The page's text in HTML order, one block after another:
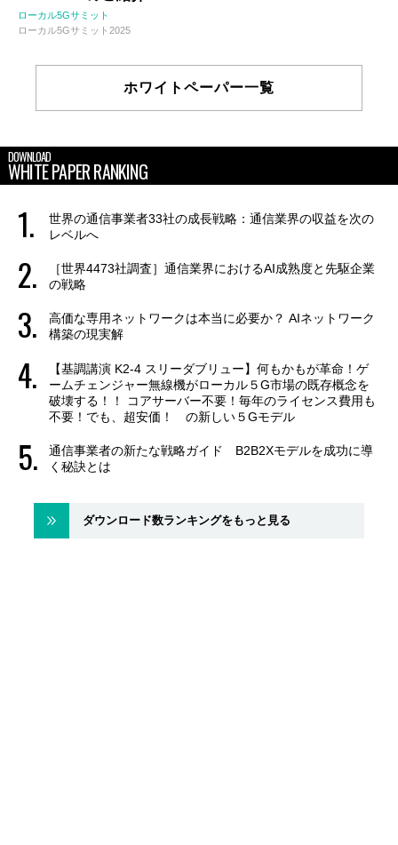
ローカル5Gサミット
ローカル5Gサミット2025
ホワイトペーパー一覧
DOWNLOAD
WHITE PAPER RANKING
世界の通信事業者33社の成長戦略：通信業界の収益を次の
レベルへ
［世界4473社調査］通信業界におけるAI成熟度と先駆企業
の戦略
高価な専用ネットワークは本当に必要か？ AIネットワーク
構築の現実解
【基調講演 K2-4 スリーダブリュー】何もかもが革命！ゲ
ームチェンジャー無線機がローカル５G市場の既存概念を
破壊する！！ コアサーバー不要！毎年のライセンス費用も
不要！でも、超安価！ の新しい５Gモデル
通信事業者の新たな戦略ガイド B2B2Xモデルを成功に導
く秘訣とは
ダウンロード数ランキングをもっと見る